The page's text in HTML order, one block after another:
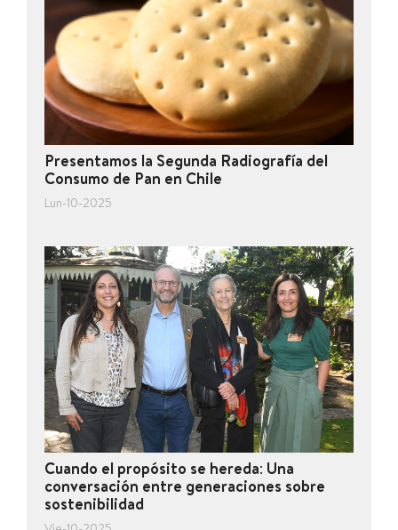
Presentamos la Segunda Radiografía del
Consumo de Pan en Chile
Lun-10-2025
Cuando el propósito se hereda: Una
conversación entre generaciones sobre
sostenibilidad